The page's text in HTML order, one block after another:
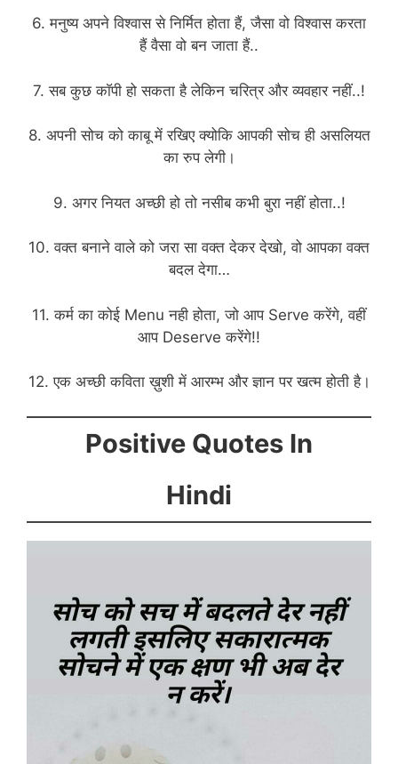
6. मनुष्य अपने विश्वास से निर्मित होता हैं, जैसा वो विश्वास करता
हैं वैसा वो बन जाता हैं..
7. सब कुछ काॅपी हो सकता है लेकिन चरित्र और व्यवहार नहीं..!
8. अपनी सोच को काबू में रखिए क्योकि आपकी सोच ही असलियत
का रुप लेगी।
9. अगर नियत अच्छी हो तो नसीब कभी बुरा नहीं होता..!
10. वक्त बनाने वाले को जरा सा वक्त देकर देखो, वो आपका वक्त
बदल देगा…
11. कर्म का कोई Menu नही होता, जो आप Serve करेंगे, वहीं
आप Deserve करेंगे!!
12. एक अच्छी कविता ख़ुशी में आरम्भ और ज्ञान पर खत्म होती है।
Positive Quotes In
Hindi